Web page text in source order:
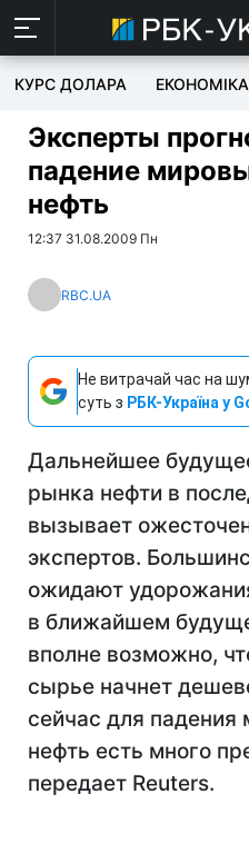
КУРС ДОЛАРА ЕКОНОМІКА
Эксперты
падение
нефть
12:37 31.08.2009 Пн
RBC.UA
Не витрачай час на
суть з РБК-Україна у
Дальнейшее
рынка нефти в
вызывает
экспертов.
ожидают
в ближайшем
вполне возможно,
сырье начнет
сейчас для падения
нефть есть много
передает Reuters.